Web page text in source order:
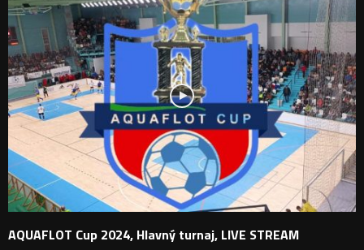
AQUAFLOT Cup 2024, Hlavný turnaj, LIVE STREAM